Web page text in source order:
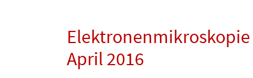
April 2016